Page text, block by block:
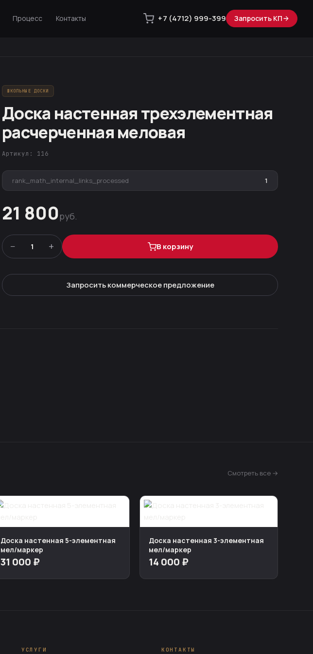
Процесс Контакты +7 (4712) 999-399 Запросить КП
ШКОЛЬНЫЕ ДОСКИ
Доска настенная трехэлементная
расчерченная меловая
Артикул: 116
rank_math_internal_links_processed 1
21 800руб.
− 1 + В корзину
Запросить коммерческое предложение
Смотреть все →
Доска настенная 5-элементная
мел/маркер
31 000 ₽
Доска настенная 3-элементная
мел/маркер
14 000 ₽
УСЛУГИ КОНТАКТЫ